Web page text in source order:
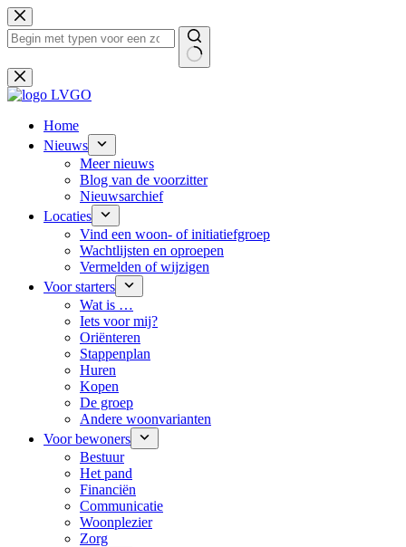
Ga
naar
de
Geen
resultaten
Home
Nieuws
Meer nieuws
Blog van de voorzitter
Nieuwsarchief
Locaties
Vind een woon- of initiatiefgroep
Wachtlijsten en oproepen
Vermelden of wijzigen
Voor starters
Wat is …
Iets voor mij?
Oriënteren
Stappenplan
Huren
Kopen
De groep
Andere woonvarianten
Voor bewoners
Bestuur
Het pand
Financiën
Communicatie
Woonplezier
Zorg